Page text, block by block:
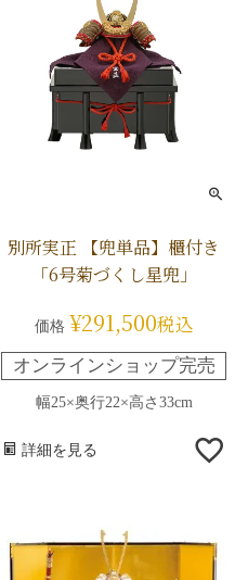
別所実正 【兜単品】櫃付き
「6号菊づくし星兜」
価格 ¥291,500税込
オンラインショップ完売
幅25×奥行22×高さ33cm
詳細を見る